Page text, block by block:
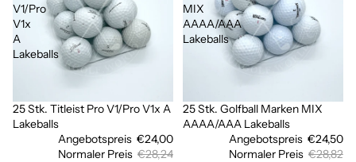
V1/Pro
V1x
A
Lakeballs
Sale
25 Stk. Titleist Pro V1/Pro V1x A
Lakeballs
Angebotspreis €24,00
Normaler Preis €28,24
MIX
AAAA/AAA
Lakeballs
Sale
25 Stk. Golfball Marken MIX
AAAA/AAA Lakeballs
Angebotspreis €24,50
Normaler Preis €28,82